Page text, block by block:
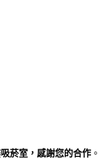
菸室，感謝您的合作。